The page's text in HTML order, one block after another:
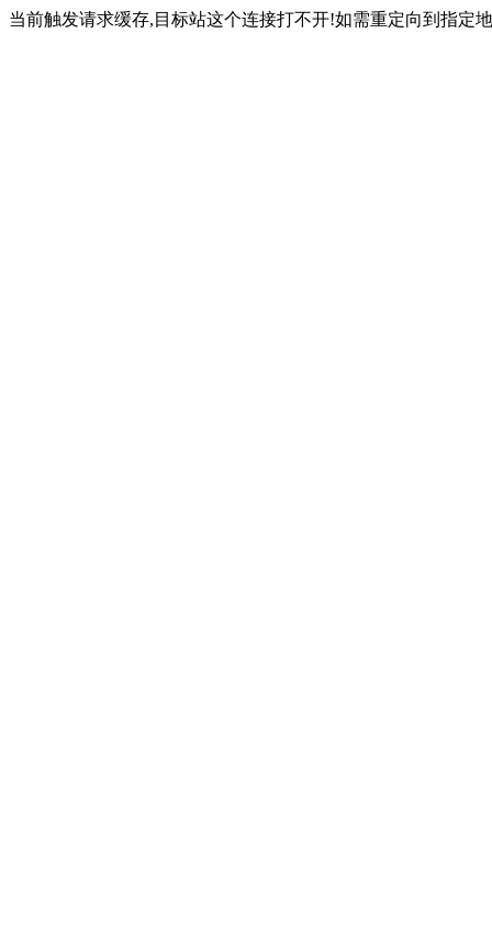
当前触发请求缓存,目标站这个连接打不开!如需重定向到指定